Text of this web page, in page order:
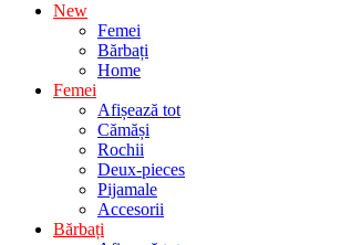
New
Femei
Bărbați
Home
Femei
Afișează tot
Cămăși
Rochii
Deux-pieces
Pijamale
Accesorii
Bărbați